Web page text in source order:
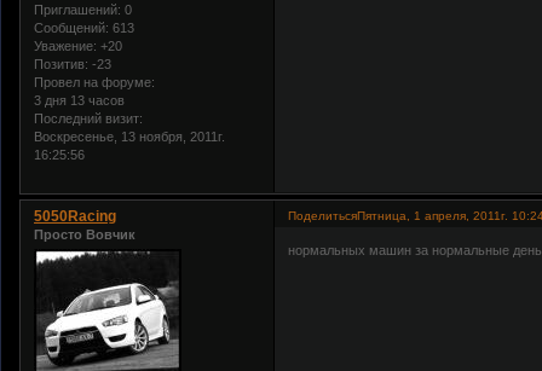
Приглашений: 0
Сообщений: 613
Уважение: +20
Позитив: -23
Провел на форуме:
3 дня 13 часов
Последний визит:
Воскресенье, 13 ноября, 2011г.
16:25:56
ПоделитьсяПятница, 1 апреля, 2011г.
5050Racing
Просто Вовчик
нормальных машин за нормальные